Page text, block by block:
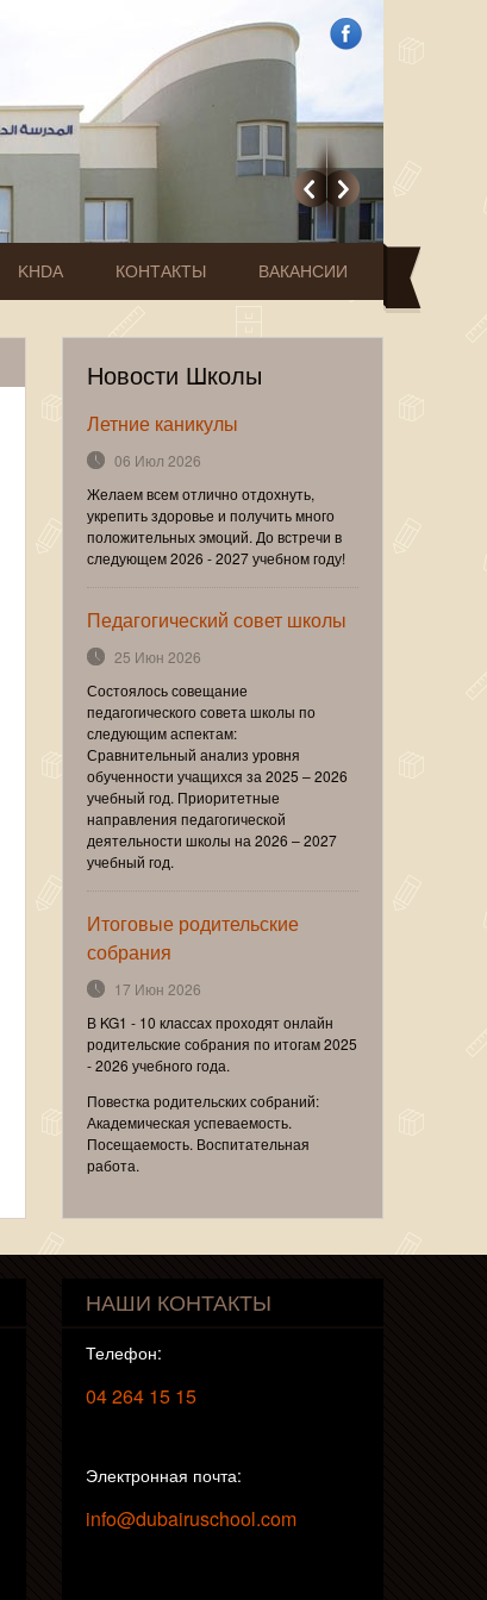
KHDA КОНТАКТЫ ВАКАНСИИ
Новости Школы
Летние каникулы
06 Июл 2026
Желаем всем отлично отдохнуть,
укрепить здоровье и получить много
положительных эмоций. До встречи в
следующем 2026 - 2027 учебном году!
Педагогический совет школы
25 Июн 2026
Состоялось совещание
педагогического совета школы по
следующим аспектам:
Сравнительный анализ уровня
обученности учащихся за 2025 – 2026
учебный год. Приоритетные
направления педагогической
деятельности школы на 2026 – 2027
учебный год.
Итоговые родительские
собрания
17 Июн 2026
В KG1 - 10 классах проходят онлайн
родительские собрания по итогам 2025
- 2026 учебного года.
Повестка родительских собраний:
Академическая успеваемость.
Посещаемость. Воспитательная
работа.
НАШИ КОНТАКТЫ
Телефон:
04 264 15 15
Электронная почта:
info@dubairuschool.com